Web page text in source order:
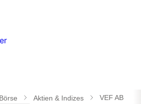
Börse Aktien & Indizes VEF AB